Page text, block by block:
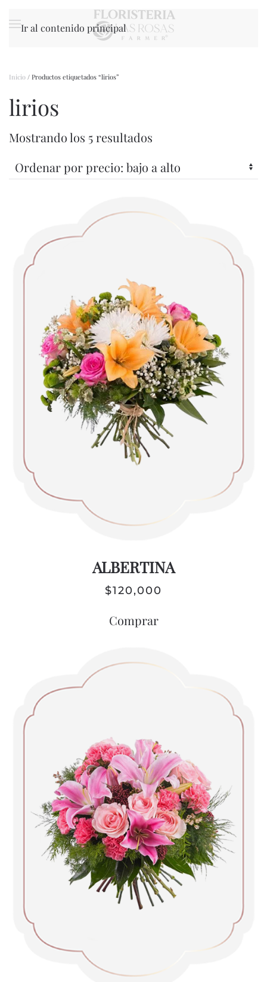
Ir al contenido principal
Inicio / Productos etiquetados “lirios”
lirios
Mostrando los 5 resultados
precio:
bajo
a
ALBERTINA
$120,000
Comprar